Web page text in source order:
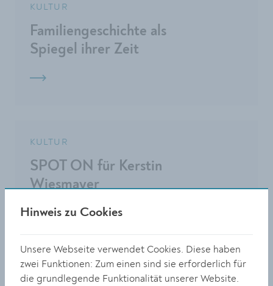
KULTUR
Familiengeschichte als
Spiegel ihrer Zeit
KULTUR
SPOT ON für Kerstin
Wiesmayer
BILDUNG
Hinweis zu Cookies
Unsere Webseite verwendet Cookies. Diese haben
zwei Funktionen: Zum einen sind sie erforderlich für
die grundlegende Funktionalität unserer Website.